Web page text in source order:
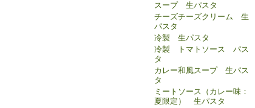
スープ 生パスタ
チーズチーズクリーム 生
パスタ
冷製 生パスタ
冷製 トマトソース パス
タ
カレー和風スープ 生パス
タ
ミートソース（カレー味：
夏限定） 生パスタ